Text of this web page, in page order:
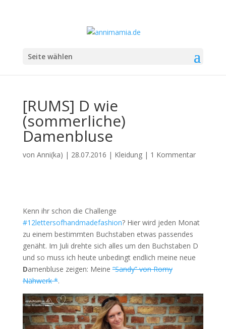
Seite wählen
[RUMS] D wie
(sommerliche)
Damenbluse
von Anni(ka) | 28.07.2016 | Kleidung| 1 Kommentar
Kenn ihr schon die Challenge
#12lettersofhandmadefashion? Hier wird jeden Monat
zu einem bestimmten Buchstaben etwas passendes
genäht. Im Juli drehte sich alles um den Buchstaben D
und so muss ich heute unbedingt endlich meine neue
Damenbluse zeigen: Meine“Sandy” von Romy
Nähwerk *.